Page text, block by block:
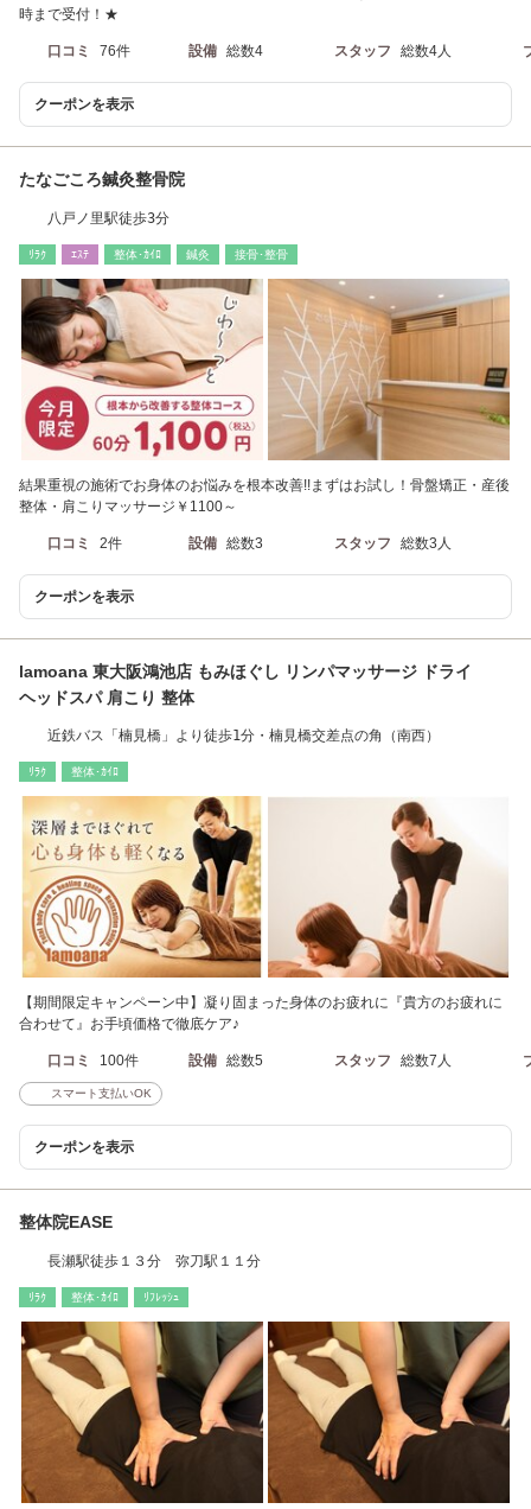
時まで受付！★
口コミ 76件 設備 総数4 スタッフ 総数4人
クーポンを表示
たなごころ鍼灸整骨院
八戸ノ里駅徒歩3分
ﾘﾗｸ ｴｽﾃ 整体･ｶｲﾛ 鍼灸 接骨･整骨
結果重視の施術でお身体のお悩みを根本改善!!まずはお試し！骨盤矯正・産後
整体・肩こりマッサージ￥1100～
口コミ 2件 設備 総数3 スタッフ 総数3人
クーポンを表示
lamoana 東大阪鴻池店 もみほぐし リンパマッサージ ドライ
ヘッドスパ 肩こり 整体
近鉄バス「楠見橋」より徒歩1分・楠見橋交差点の角（南西）
ﾘﾗｸ 整体･ｶｲﾛ
【期間限定キャンペーン中】凝り固まった身体のお疲れに『貴方のお疲れに
合わせて』お手頃価格で徹底ケア♪
口コミ 100件 設備 総数5 スタッフ 総数7人
スマート支払いOK
クーポンを表示
整体院EASE
長瀬駅徒歩１３分 弥刀駅１１分
ﾘﾗｸ 整体･ｶｲﾛ ﾘﾌﾚｯｼｭ